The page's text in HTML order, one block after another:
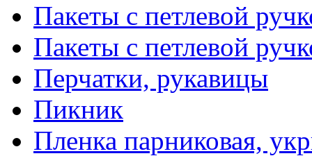
Пакеты с петлевой
Пакеты с петлевой
Перчатки, рукавицы
Пикник
Пленка парниковая,